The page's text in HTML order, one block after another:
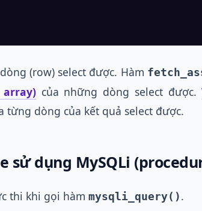
(row) select được. Hàm
của những dòng select được.
từng dòng của kết quả select được.
sử dụng MySQLi
thi khi gọi hàm mysqli_query() .